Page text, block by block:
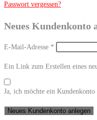
Passwort vergessen?
Neues Kundenkonto
E-Mail-Adresse *
Ein Link zum Erstellen eines
Ja, ich möchte ein
Neues Kundenkonto anlegen